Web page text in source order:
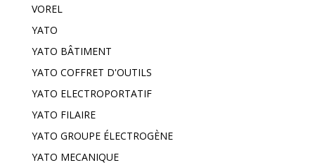
VOREL
YATO
YATO BÂTIMENT
YATO COFFRET D'OUTILS
YATO ELECTROPORTATIF
YATO FILAIRE
YATO GROUPE ÉLECTROGÈNE
YATO MECANIQUE